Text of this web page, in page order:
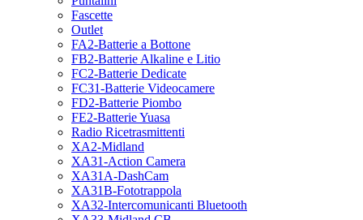
Fascette
Outlet
FA2-Batterie a Bottone
FB2-Batterie Alkaline e Litio
FC2-Batterie Dedicate
FC31-Batterie Videocamere
FD2-Batterie Piombo
FE2-Batterie Yuasa
Radio Ricetrasmittenti
XA2-Midland
XA31-Action Camera
XA31A-DashCam
XA31B-Fototrappola
XA32-Intercomunicanti Bluetooth